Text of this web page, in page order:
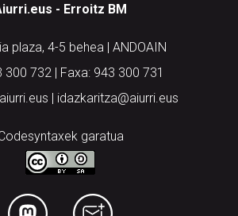
- Erroitz BM
plaza, 4-5 behea | ANDOAIN
300 732 | Faxa: 943 300 731
| idazkaritza@aiurri.eus
garatua